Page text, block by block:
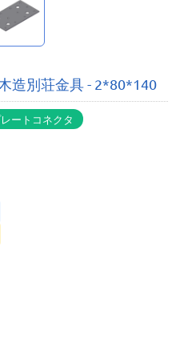
造別荘金具 - 2*80*140
ートコネクタ